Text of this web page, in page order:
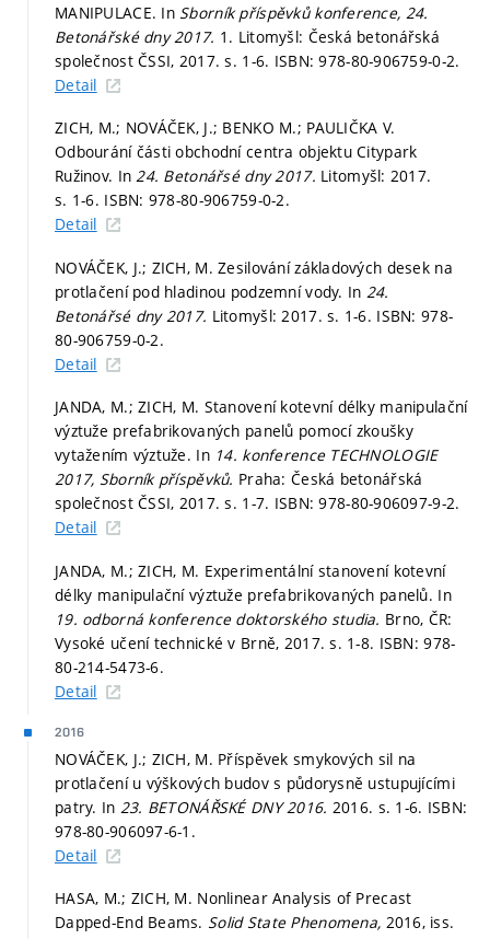
MANIPULACE. In Sborník příspěvků konference, 24.
Betonářské dny 2017. 1. Litomyšl: Česká betonářská
společnost ČSSI, 2017.s. 1-6. ISBN: 978-80-906759-0-2.
Detail
ZICH, M.; NOVÁČEK, J.; BENKO M.; PAULIČKA V.
Odbourání části obchodní centra objektu Citypark
Ružinov. In24. Betonářsé dny 2017. Litomyšl: 2017.
s. 1-6. ISBN: 978-80-906759-0-2.
Detail
NOVÁČEK, J.; ZICH, M. Zesilování základových desek na
protlačení pod hladinou podzemní vody. In 24.
Betonářsé dny 2017. Litomyšl: 2017.s. 1-6. ISBN: 978-
80-906759-0-2.
Detail
JANDA, M.; ZICH, M. Stanovení kotevní délky manipulační
výztuže prefabrikovaných panelů pomocí zkoušky
vytažením výztuže. In 14. konference TECHNOLOGIE
2017, Sborník příspěvků. Praha: Česká betonářská
společnost ČSSI, 2017.s. 1-7. ISBN: 978-80-906097-9-2.
Detail
JANDA, M.; ZICH, M. Experimentální stanovení kotevní
délky manipulační výztuže prefabrikovaných panelů. In
19. odborná konference doktorského studia. Brno, ČR:
Vysoké učení technické v Brně, 2017.s. 1-8. ISBN: 978-
80-214-5473-6.
Detail
2016
NOVÁČEK, J.; ZICH, M. Příspěvek smykových sil na
protlačení u výškových budov s půdorysně ustupujícími
patry. In 23. BETONÁŘSKÉ DNY 2016. 2016. s. 1-6. ISBN:
978-80-906097-6-1.
Detail
HASA, M.; ZICH, M. Nonlinear Analysis of Precast
Dapped-End Beams. Solid State Phenomena, 2016, iss.